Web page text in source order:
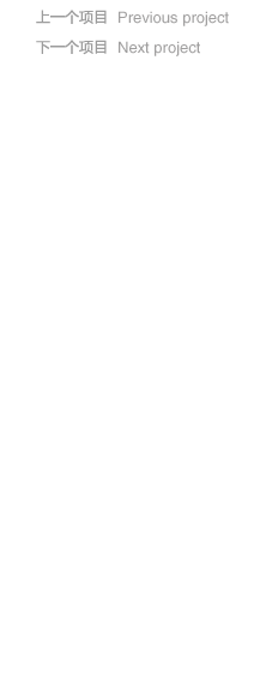
高层的新古典主义形式，来强调都